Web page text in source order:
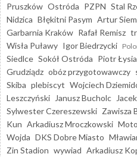
Pruszków Ostróda PZPN Stal
Nidzica Błękitni Pasym Artur
Garbarnia Kraków Rafał Remisz
Wisła Puławy Igor Biedrzycki
Siedlce Sokół Ostróda Piotr
Grudziądz obóz przygotowawczy
Skiba plebiscyt Wojciech
Leszczyński
Janusz Bucholc
Sylwester Czereszewski Zawisza
Kun Arkadiusz Mroczkowski
Wojda DKS Dobre Miasto
Zin Stadion wywiad Arkadiusz